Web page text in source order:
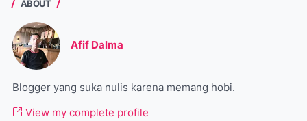
ABOUT
Afif Dalma
Blogger yang suka nulis karena memang hobi.
View my complete profile